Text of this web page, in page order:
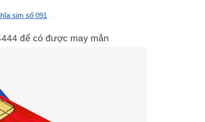
sim số 091
để có được may mắn